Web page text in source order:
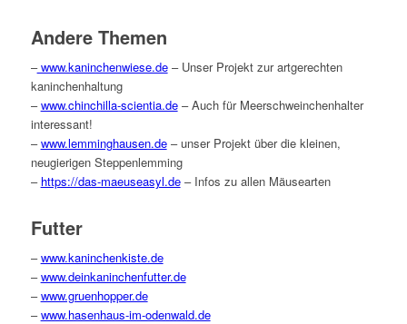
Andere Themen
–www.kaninchenwiese.de– Unser Projekt zur artgerechten
kaninchenhaltung
–www.chinchilla-scientia.de– Auch für Meerschweinchenhalter
interessant!
–www.lemminghausen.de– unser Projekt über die kleinen,
neugierigen Steppenlemming
– https://das-maeuseasyl.de– Infos zu allen Mäusearten
Futter
–www.kaninchenkiste.de
–www.deinkaninchenfutter.de
–www.gruenhopper.de
–www.hasenhaus-im-odenwald.de